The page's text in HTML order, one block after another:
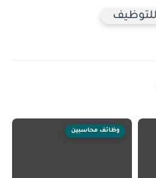
للتوظيف
وظائف محاسبين